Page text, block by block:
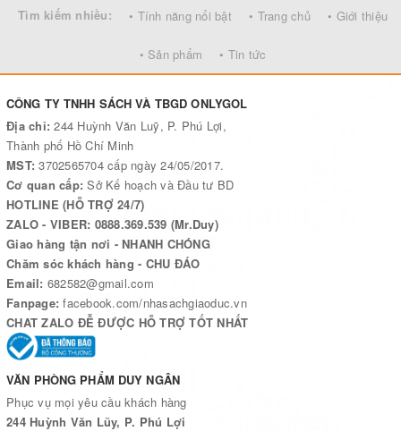
tượng thuộc các lĩnh vực: Toán học, Vật lý, Hóa học, Khoa học,
người, Khoa học vũ trụ, Kiến trúc, Kinh, tế, Du lịch, Địa danh văn
hóa trên thế giới, Động vật, Thưc vật và Đời sống hoang dã; cung
cấp các kiến thức khoa học và những ứng dụng mới nhất của các
động, hấp dẫn, cùng với hình minh họa rõ ràng, phù hợp với mục
đích phổ cập kiến thức cho mọi độc giả.
Chúng tôi hy vọng với bộ sách100.000 Câu Hỏi Vì Sao?
là người bạn thân thiết, giúp kiến thức của các em ngày càng
phong phú và là hành trangkhám phá những điều kỳ thú về thế
giới muôn màu, muôn vẻ cho các em.
Tìm kiếm nhiều: • Tính năng nổi bật • Trang chủ • Giới thiệu
• Sản phẩm • Tin tức
CÔNG TY TNHH SÁCH VÀ TBGD ONLYGOL
Địa chỉ:244 Huỳnh Văn Luỹ, P. Phú Lợi,
Thành phố Hồ Chí Minh
MST:3702565704 cấp ngày 24/05/2017.
Cơ quan cấp:Sở Kế hoạch và Đầu tư BD
HOTLINE (HỖ TRỢ 24/7)
ZALO - VIBER: 0888.369.539 (Mr.Duy)
Giao hàng tận nơi - NHANH CHÓNG
Chăm sóc khách hàng - CHU ĐÁO
Email: 682582@gmail.com
Fanpage:facebook.com/nhasachgiaoduc.vn
CHAT ZALO ĐỄ ĐƯỢC HỖ TRỢ TỐT NHẤT
VĂN PHÒNG PHẨM DUY NGÂN
Phục vụ mọi yêu cầu khách hàng
244 Huỳnh Văn Lũy, P. Phú Lợi